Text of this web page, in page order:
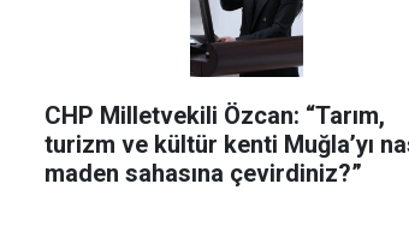
CHP Milletvekili Özcan: “Tarım,
turizm ve kültür kenti Muğla’yı
maden sahasına çevirdiniz?”